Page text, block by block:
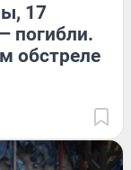
17
погибли.
обстреле